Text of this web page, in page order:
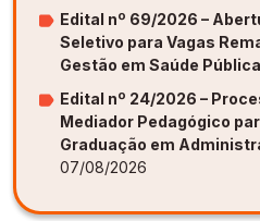
Edital nº 69/2026 –
Seletivo para Vagas
Gestão em Saúde Pública
Edital nº 24/2026 –
Mediador Pedagógico
Graduação em
07/08/2026